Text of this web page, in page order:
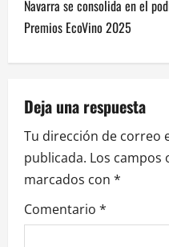
e
g
a
c
i
ó
n
Navarra se consolida en el
Premios EcoVino 2025
Deja una respuesta
Tu dirección de correo
publicada. Los campos
marcados con *
Comentario *